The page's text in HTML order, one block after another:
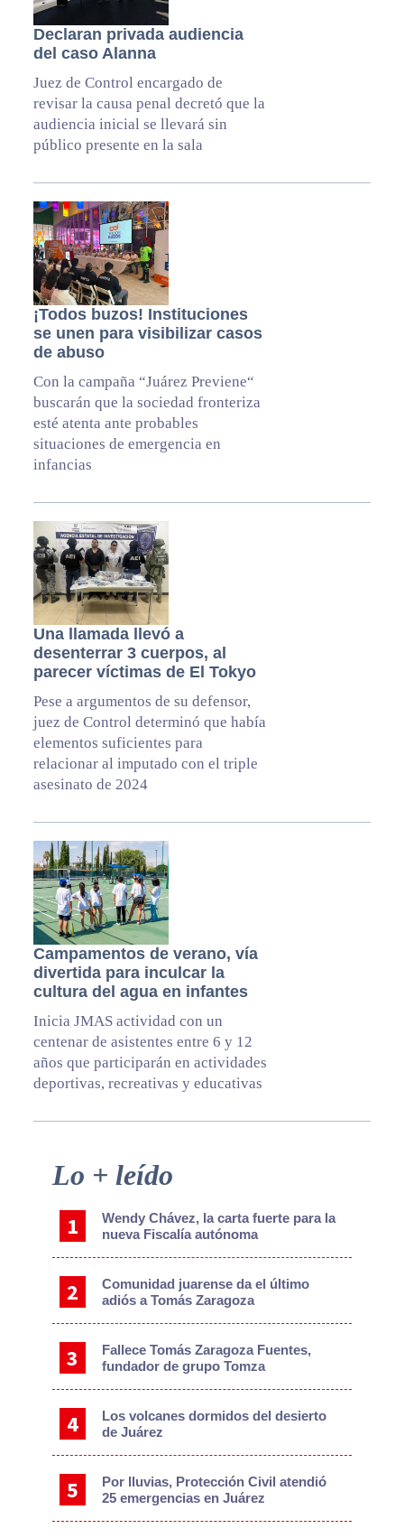
Declaran privada audiencia
del caso Alanna
Juez de Control encargado de
revisar la causa penal decretó que la
audiencia inicial se llevará sin
público presente en la sala
¡Todos buzos! Instituciones
se unen para visibilizar casos
de abuso
Con la campaña “Juárez Previene“
buscarán que la sociedad fronteriza
esté atenta ante probables
situaciones de emergencia en
infancias
Una llamada llevó a
desenterrar 3 cuerpos, al
parecer víctimas de El Tokyo
Pese a argumentos de su defensor,
juez de Control determinó que había
elementos suficientes para
relacionar al imputado con el triple
asesinato de 2024
Campamentos de verano, vía
divertida para inculcar la
cultura del agua en infantes
Inicia JMAS actividad con un
centenar de asistentes entre 6 y 12
años que participarán en actividades
deportivas, recreativas y educativas
Primary
Lo + leído
Wendy Chávez, la carta fuerte para la
nueva Fiscalía autónoma
Comunidad juarense da el último
adiós a Tomás Zaragoza
Fallece Tomás Zaragoza Fuentes,
fundador de grupo Tomza
Los volcanes dormidos del desierto
de Juárez
Por lluvias, Protección Civil atendió
25 emergencias en Juárez